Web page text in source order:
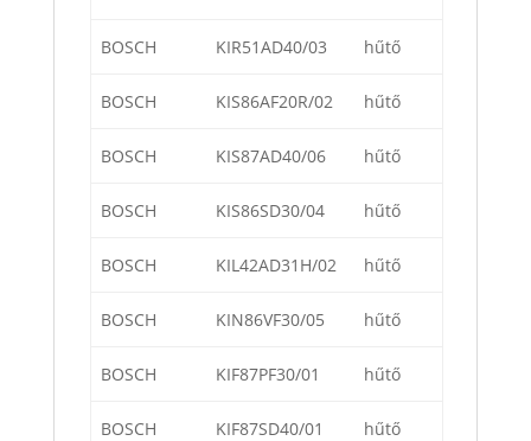
BOSCH KIR51AD40/03 hűtő
BOSCH KIS86AF20R/02 hűtő
BOSCH KIS87AD40/06 hűtő
BOSCH KIS86SD30/04 hűtő
BOSCH KIL42AD31H/02 hűtő
BOSCH KIN86VF30/05 hűtő
BOSCH KIF87PF30/01 hűtő
BOSCH KIF87SD40/01 hűtő